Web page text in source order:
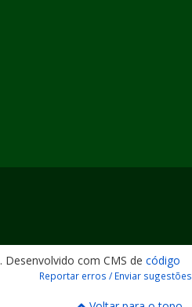
. Desenvolvido com CMS de código
Reportar erros / Enviar sugestões